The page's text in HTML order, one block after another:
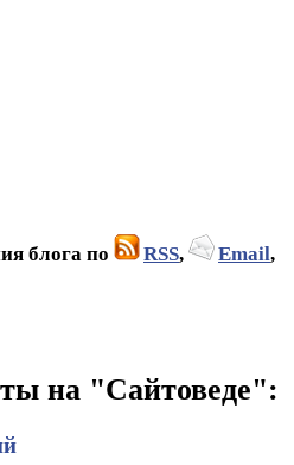
блога по RSS, Email,
на "Сайтоведе":